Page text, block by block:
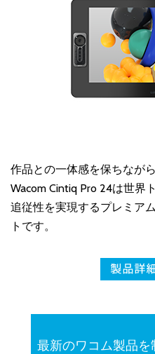
作品との一体感を保ちなが
Wacom Cintiq Pro 24は世界
追従性を実現するプレミア
トです。
最新のワコム製品